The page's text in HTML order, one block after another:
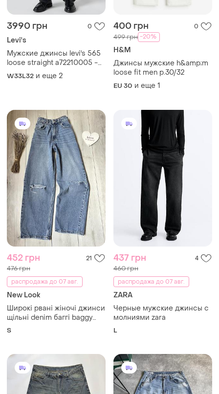
3990 грн 0
Levi's
Мужские джинсы levi's 565
loose straight a72210005 -
широкий крой, черные,
100% хлопок в стиле 90-х.
W33L32 и еще 2
400 грн 0
499 грн -20%
H&M
Джинсы мужские h&amp;m
loose fit men р.30/32
EU 30 и еще 1
452 грн 21
476 грн
распродажа до 07 авг.
New Look
Широкі рвані жіночі джинси
щільні denim баггі baggy
jeans
S
437 грн 4
460 грн
распродажа до 07 авг.
ZARA
Черные мужские джинсы с
молниями zara
L